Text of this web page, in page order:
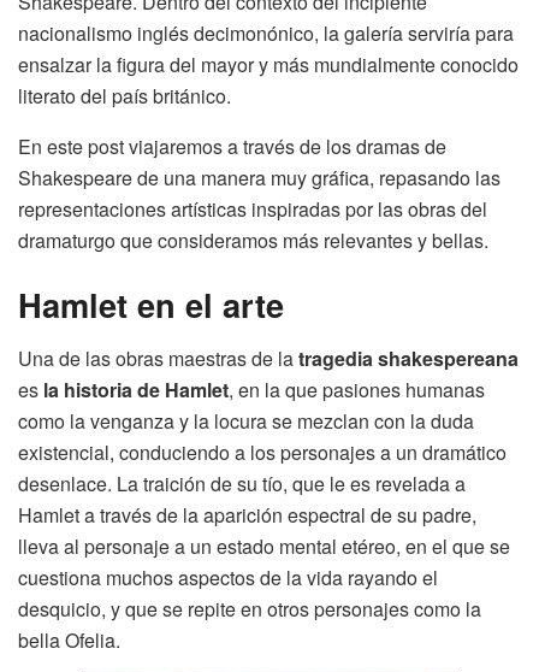
nacionalismo inglés decimonónico, la galería serviría para
ensalzar la figura del mayor y más mundialmente conocido
literato del país británico.
En este post viajaremos a través de los dramas de
Shakespeare de una manera muy gráfica, repasando las
representaciones artísticas inspiradas por las obras del
dramaturgoque consideramos más relevantes y bellas.
Hamlet en el arte
Una de las obras maestras de latragedia shakespereana
es la historia de Hamlet, en la que pasiones humanas
como la venganza y la locura se mezclan con la duda
existencial, conduciendo a los personajes a un dramático
desenlace. La traición de su tío, que le es revelada a
Hamlet a través de la aparición espectral de su padre,
lleva al personaje a un estado mental etéreo, en el que se
cuestiona muchos aspectos de la vida rayando el
desquicio, y que se repite en otros personajes como la
bella Ofelia.